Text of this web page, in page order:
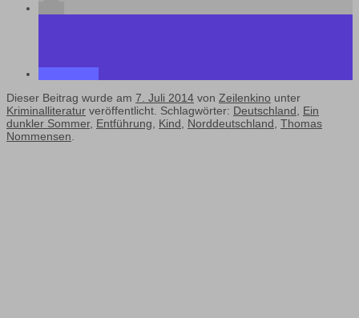
Dieser Beitrag wurde am 7. Juli 2014 von Zeilenkino unter
Kriminalliteratur veröffentlicht. Schlagwörter: Deutschland, Ein
dunkler Sommer, Entführung, Kind, Norddeutschland, Thomas
Nommensen.